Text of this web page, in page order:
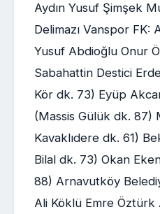
Aydın Yusuf Şimşek
Delimazı Vanspor FK:
Yusuf Abdioğlu Onur
Sabahattin Destici
Kör dk. 73) Eyüp
(Massis Gülük dk.
Kavaklıdere dk. 61)
Bilal dk. 73) Okan
88) Arnavutköy
Ali Köklü Emre